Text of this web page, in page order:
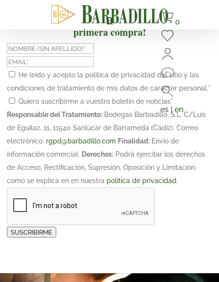
¡Suscríbete y obtén un 10% de descuento en tu
primera compra!
He leído y acepto la política de privacidad del sitio y las
condiciones de tratamiento de mis datos de carácter personal.*
Quiero suscribirme a vuestro boletín de noticias*
Responsable del Tratamiento: Bodegas Barbadillo, S.L. C/Luis
de Eguilaz, 11, 11540 Sanlúcar de Barrameda (Cádiz). Correo
electrónico: rgpd@barbadillo.com Finalidad: Envío de
información comercial. Derechos: Podrá ejercitar los derechos
de Acceso, Rectificación, Supresión, Oposición y Limitación,
como se explica en en nuestra política de privacidad.
SUSCRIBIRME
0
es |en